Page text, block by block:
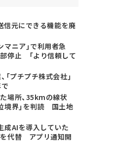
信元にできる機能を廃
マニア」で利用者急
停止 「より信頼して
「プチプチ株式会社」
場所、35kmの線状
境界」を判読 国土地
成AIを導入していた
代替 アプリ通知開